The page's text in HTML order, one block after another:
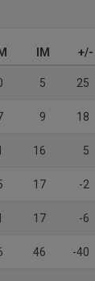
IM +/-
5 25
9 18
16 5
17 -2
17 -6
46 -40